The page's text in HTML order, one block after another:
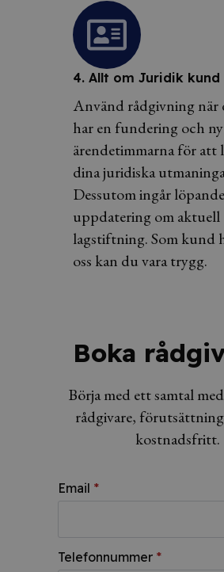
4. Allt om Juridik kund
Använd rådgivning när
har en fundering och
ärendetimmarna för att
dina juridiska
Dessutom ingår löpande
uppdatering om aktuell
lagstiftning. Som kund
oss kan du vara trygg.
Boka
Börja med ett samtal
rådgivare,
kostnadsfritt.
Email *
Telefonnummer *